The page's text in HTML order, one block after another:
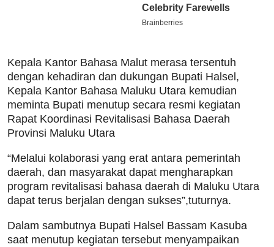
Kepala Kantor Bahasa Malut merasa tersentuh
dengan kehadiran dan dukungan Bupati Halsel,
Kepala Kantor Bahasa Maluku Utara kemudian
meminta Bupati menutup secara resmi kegiatan
Rapat Koordinasi Revitalisasi Bahasa Daerah
Provinsi Maluku Utara
“Melalui kolaborasi yang erat antara pemerintah
daerah, dan masyarakat dapat mengharapkan
program revitalisasi bahasa daerah di Maluku Utara
dapat terus berjalan dengan sukses”,tuturnya.
Dalam sambutnya Bupati Halsel Bassam Kasuba
saat menutup kegiatan tersebut menyampaikan